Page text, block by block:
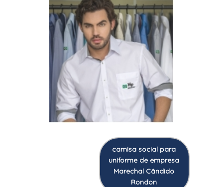
camisa social para
uniforme de empresa
Marechal Cândido
Rondon